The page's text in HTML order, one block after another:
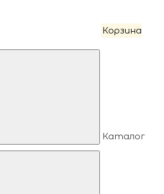
Корзина
Каталог